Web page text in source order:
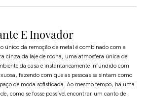
E Inovador
único da remoção de metal é combinado com a
cinza da laje de rocha, uma atmosfera única de
da casa é instantaneamente infundido com
fazendo com que as pessoas se sintam como
de moda sofisticada. Ao mesmo tempo, há uma
como se fosse possível encontrar um canto de